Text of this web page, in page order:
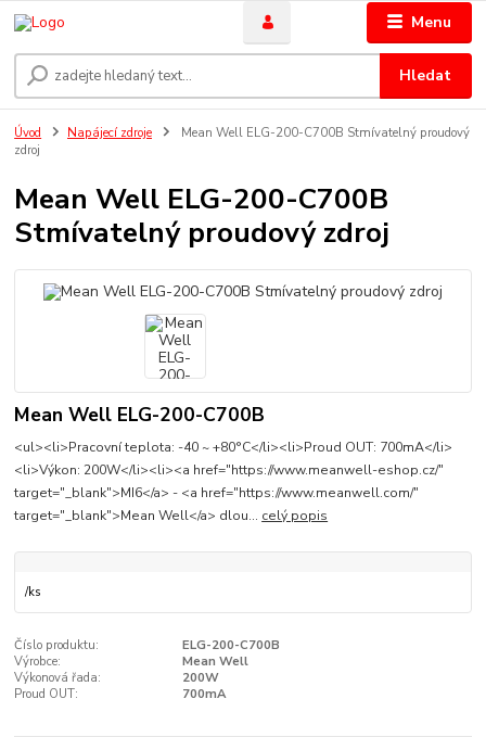
Menu
Hledat
Úvod Napájecí zdroje
Mean Well ELG-200-C700B Stmívatelný proudový
zdroj
Mean Well ELG-200-C700B
Stmívatelný proudový zdroj
Mean Well ELG-200-C700B
<ul><li>Pracovní teplota: -40 ~ +80°C</li><li>Proud OUT: 700mA</li>
<li>Výkon: 200W</li><li><a href="https://www.meanwell-eshop.cz/"
target="_blank">MI6</a> - <a href="https://www.meanwell.com/"
target="_blank">Mean Well</a> dlou... celý popis
/ks
Číslo produktu:
ELG-200-C700B
Výrobce:
Mean Well
Výkonová řada:
200W
Proud OUT:
700mA